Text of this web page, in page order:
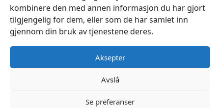
kombinere den med annen informasjon du har gjort
tilgjengelig for dem, eller som de har samlet inn
gjennom din bruk av tjenestene deres.
Aksepter
Avslå
Se preferanser
Legg I Handlekurv